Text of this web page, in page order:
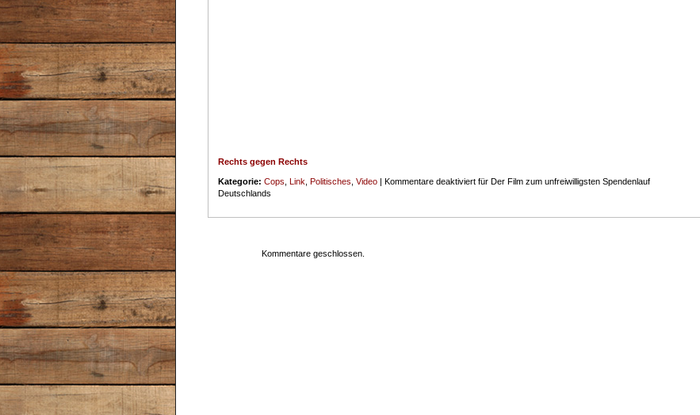
Rechts gegen Rechts
Kategorie: Cops Link Politisches Video | Kommentare deaktiviert für Der Film zum unfreiwilligsten Spendenlauf
Deutschlands
Kommentare geschlossen.